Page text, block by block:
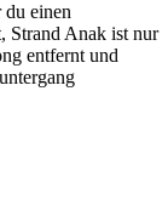
du einen
Strand Anak ist nur
entfernt und